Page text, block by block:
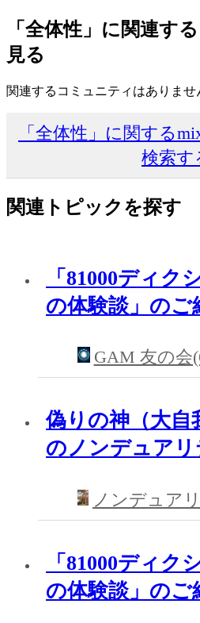
「全体性」に関連す
見る
関連するコミュニティはありませ
「全体性」に関する
検索す
関連トピックを探す
「81000ディク
の体験談」のご
GAM 友の会
偽りの神（大自
のノンデュア
ノンデュア
「81000ディク
の体験談」のご